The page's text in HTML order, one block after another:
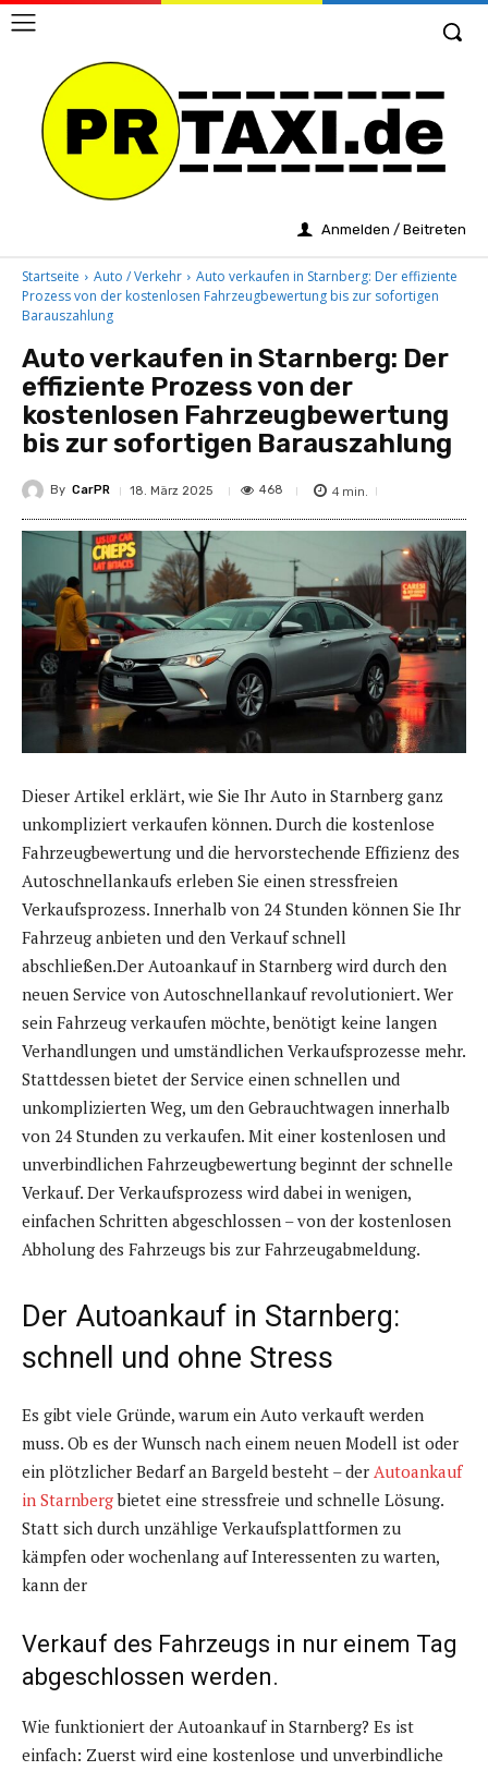
Anmelden / Beitreten
Startseite Auto / Verkehr
Auto verkaufen in Starnberg: Der effiziente
Prozess von der kostenlosen Fahrzeugbewertung bis zur sofortigen
Barauszahlung
Auto verkaufen in Starnberg: Der
effiziente Prozess von der
kostenlosen Fahrzeugbewertung
bis zur sofortigen Barauszahlung
By CarPR 18. März 2025 468 4 min.
Dieser Artikel erklärt, wie Sie Ihr Auto in Starnberg ganz
unkompliziert verkaufen können. Durch die kostenlose
Fahrzeugbewertung und die hervorstechende Effizienz des
Autoschnellankaufs erleben Sie einen stressfreien
Verkaufsprozess. Innerhalb von 24 Stunden können Sie Ihr
Fahrzeug anbieten und den Verkauf schnell
abschließen.Der Autoankauf in Starnberg wird durch den
neuen Service von Autoschnellankauf revolutioniert. Wer
sein Fahrzeug verkaufen möchte, benötigt keine langen
Verhandlungen und umständlichen Verkaufsprozesse mehr.
Stattdessen bietet der Service einen schnellen und
unkomplizierten Weg, um den Gebrauchtwagen innerhalb
von 24 Stunden zu verkaufen. Mit einer kostenlosen und
unverbindlichen Fahrzeugbewertung beginnt der schnelle
Verkauf. Der Verkaufsprozess wird dabei in wenigen,
einfachen Schritten abgeschlossen – von der kostenlosen
Abholung des Fahrzeugs bis zur Fahrzeugabmeldung.
Der Autoankauf in Starnberg:
schnell und ohne Stress
Es gibt viele Gründe, warum ein Auto verkauft werden
muss. Ob es der Wunsch nach einem neuen Modell ist oder
ein plötzlicher Bedarf an Bargeld besteht – der Autoankauf
in Starnbergbietet eine stressfreie und schnelle Lösung.
Statt sich durch unzählige Verkaufsplattformen zu
kämpfen oder wochenlang auf Interessenten zu warten,
kann der
Verkauf des Fahrzeugs in nur einem Tag
abgeschlossen werden.
Wie funktioniert der Autoankauf in Starnberg? Es ist
einfach: Zuerst wird eine kostenlose und unverbindliche